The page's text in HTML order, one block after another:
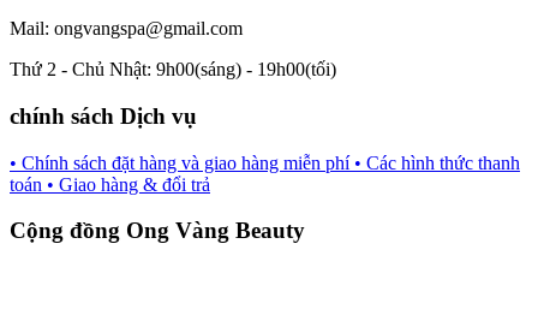
Mail: ongvangspa@gmail.com
Thứ 2 - Chủ Nhật: 9h00(sáng) - 19h00(tối)
chính sách Dịch vụ
• Chính sách đặt hàng và giao hàng miễn phí • Các hình thức thanh
toán • Giao hàng & đổi trả
Cộng đồng Ong Vàng Beauty